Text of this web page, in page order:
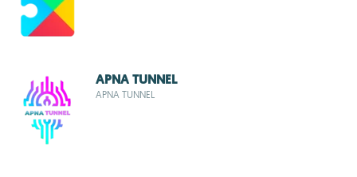
APNA TUNNEL
APNA TUNNEL